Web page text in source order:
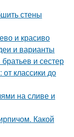
стены
и красиво
и варианты
и сестер
классики до
на сливе и
Какой